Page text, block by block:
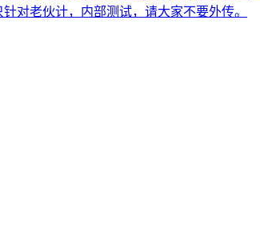
对老伙计，内部测试，请大家不要外传。